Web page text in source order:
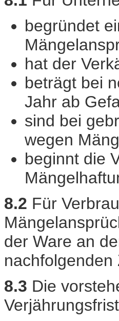
begründet
hat der
beträgt bei
Jahr ab
sind bei
wegen
beginnt die
8.2 Für
der Ware an
nachfolgenden
8.3 Die